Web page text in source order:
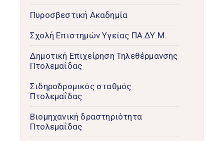
Πυροσβεστική Ακαδημία
Σχολή Επιστημών Υγείας ΠΑ.ΔΥ.Μ.
Δημοτική Επιχείρηση Τηλεθέρμανσης
Πτολεμαΐδας
Σιδηροδρομικός σταθμός
Πτολεμαΐδας
Βιομηχανική δραστηριότητα
Πτολεμαΐδας